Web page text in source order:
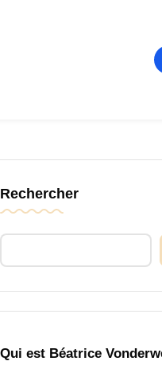
Rechercher
Qui est Béatrice